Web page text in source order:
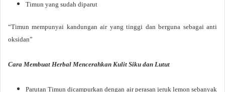
Timun yang sudah diparut
“Timun mempunyai kandungan air yang tinggi dan berguna sebagai anti
oksidan”
Cara Membuat Herbal Mencerahkan Kulit Siku dan Lutut
Parutan Timun dicampurkan dengan air perasan jeruk lemon sebanyak